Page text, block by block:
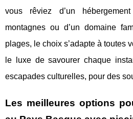
vous rêviez d’un
montagnes ou d’un domaine
plages, le choix s’adapte à toutes
le luxe de savourer chaque
escapades culturelles, pour des
Les meilleures options